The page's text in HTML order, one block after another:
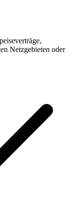
Netzgebieten oder